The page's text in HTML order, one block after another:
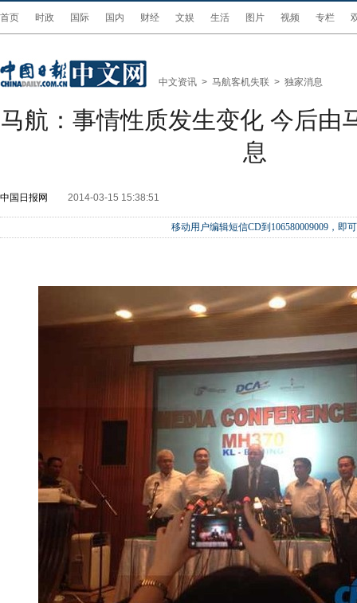
首页 时政 国际 国内 财经 文娱 生活 图片 视频 专栏
中文资讯 > 马航客机失联 > 独家消息
马航：事情性质发生变化 今后由
息
中国日报网 2014-03-15 15:38:51
移动用户编辑短信CD到106580009009，即